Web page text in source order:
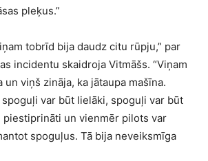
pleķus.”
tobrīd bija daudz citu rūpju,” par
incidentu skaidroja Vitmāšs. “Viņam
viņš zināja, ka jātaupa mašīna.
var būt lielāki, spoguļi var būt
piestiprināti un vienmēr pilots var
spoguļus. Tā bija neveiksmīga